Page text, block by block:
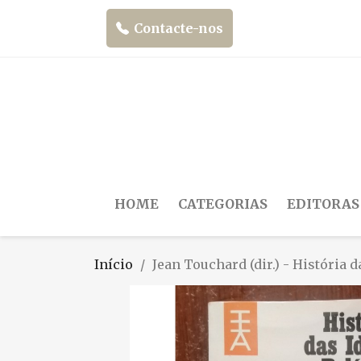
Contacte-nos
HOME CATEGORIAS EDITORAS
Início Jean Touchard (dir.) - História